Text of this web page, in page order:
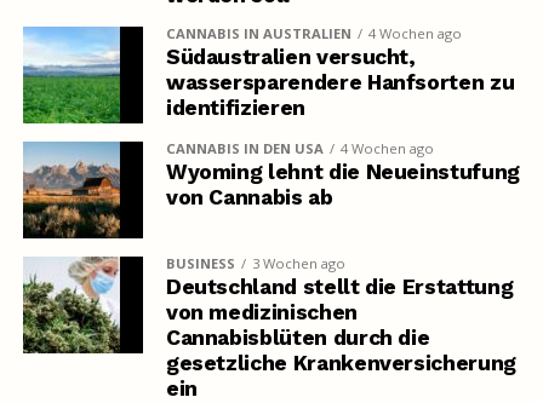
CANNABIS IN AUSTRALIEN 4 Wochen ago
Südaustralien versucht,
wassersparendere Hanfsorten zu
identifizieren
CANNABIS IN DEN USA 4 Wochen ago
Wyoming lehnt die Neueinstufung
von Cannabis ab
BUSINESS 3 Wochen ago
Deutschland stellt die Erstattung
von medizinischen
Cannabisblüten durch die
gesetzliche Krankenversicherung
ein